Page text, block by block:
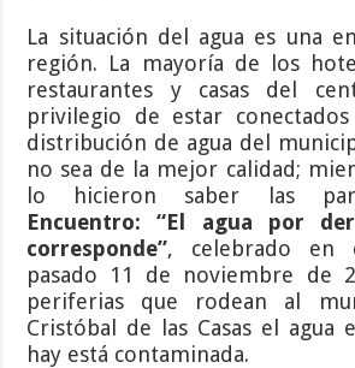
La situación del agua es una
región. La mayoría de los
restaurantes y casas del
privilegio de estar
distribución de agua del
no sea de la mejor calidad;
lo hicieron saber las
Encuentro: “El agua por
corresponde”, celebrado en
pasado 11 de noviembre de
periferias que rodean al
Cristóbal de las Casas el agua
hay está contaminada.